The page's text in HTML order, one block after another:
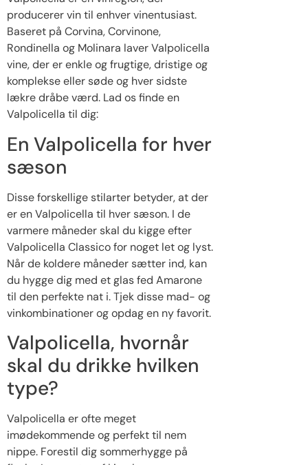
producerer vin til enhver vinentusiast.
Baseret på Corvina, Corvinone,
Rondinella og Molinara laver Valpolicella
vine, der er enkle og frugtige, dristige og
komplekse eller søde og hver sidste
lækre dråbe værd. Lad os finde en
Valpolicella til dig:
En Valpolicella for hver
sæson
Disse forskellige stilarter betyder, at der
er en Valpolicella til hver sæson. I de
varmere måneder skal du kigge efter
Valpolicella Classico for noget let og lyst.
Når de koldere måneder sætter ind, kan
du hygge dig med et glas fed Amarone
til den perfekte nat i. Tjek disse mad- og
vinkombinationer og opdag en ny favorit.
Valpolicella, hvornår
skal du drikke hvilken
type?
Valpolicella er ofte meget
imødekommende og perfekt til nem
nippe. Forestil dig sommerhygge på